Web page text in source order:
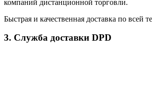
компаний дистанционной торговли.
Быстрая и качественная доставка по всей
3. Служба доставки DPD